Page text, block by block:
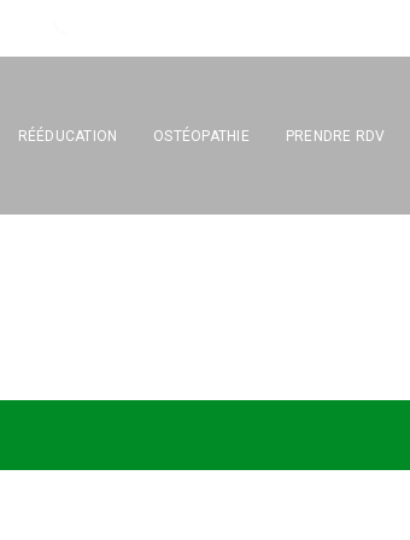
RÉÉDUCATION OSTÉOPATHIE PRENDRE RDV